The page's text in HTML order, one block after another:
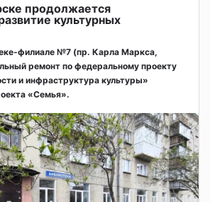
продолжается
культурных
филиале №7 (пр. Карла Маркса,
ремонт по федеральному проекту
и инфраструктура культуры»
«Семья».